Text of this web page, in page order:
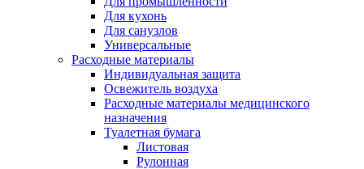
Для кухонь
Для санузлов
Универсальные
Расходные материалы
Индивидуальная защита
Освежитель воздуха
Расходные материалы медицинского
назначения
Туалетная бумага
Листовая
Рулонная